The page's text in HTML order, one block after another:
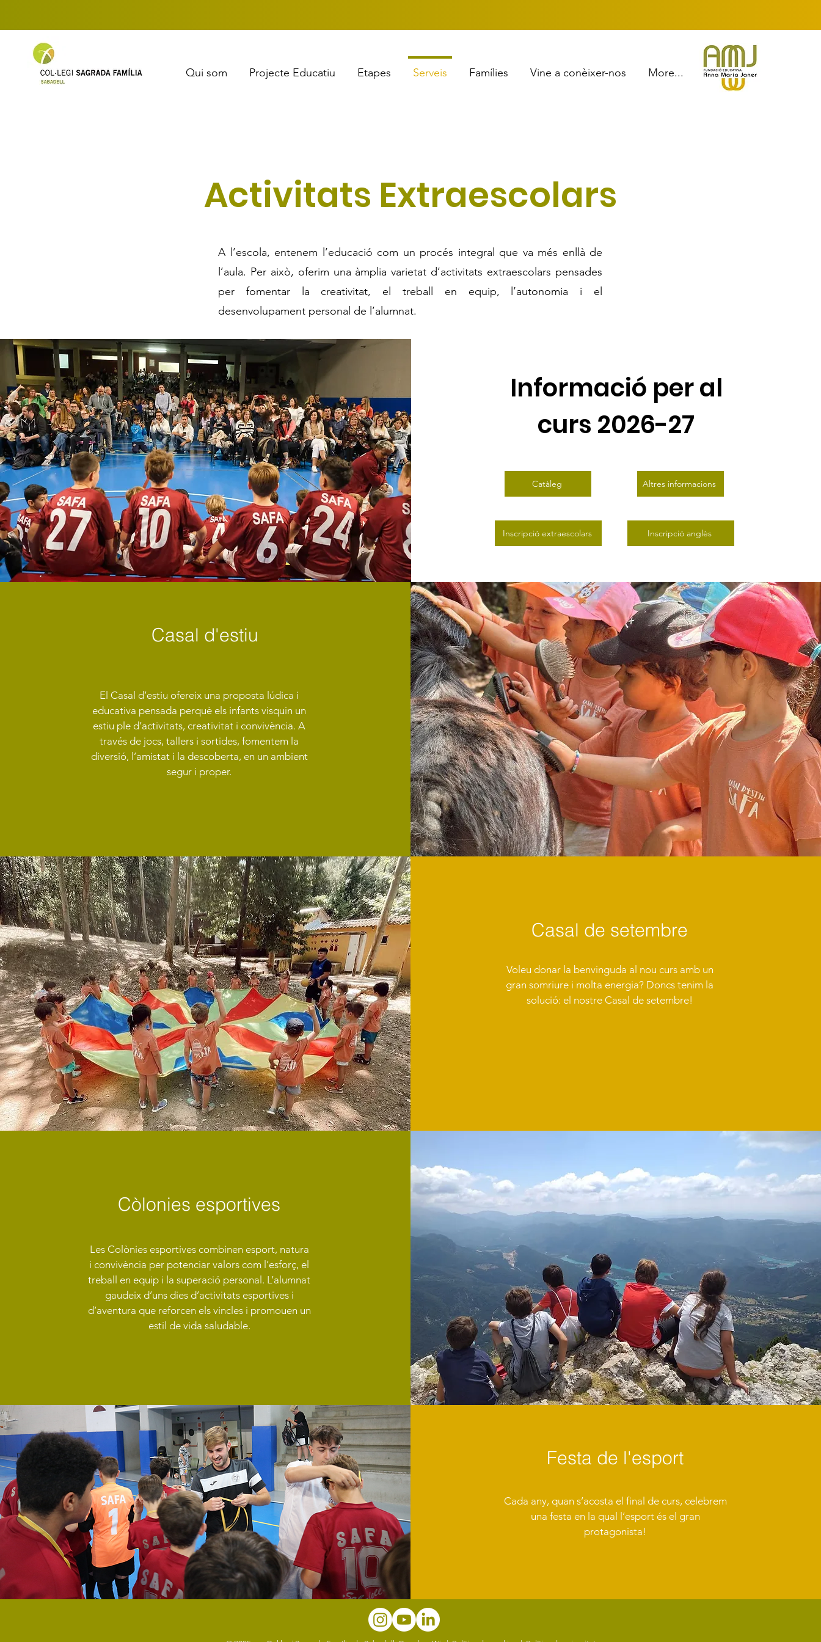
Qui som Projecte Educatiu Etapes Serveis Famílies Vine a conèixer-nos More...
Activitats Extraescolars
A l’escola, entenem l’educació com un procés integral que va més enllà de
l’aula. Per això, oferim una àmplia varietat d’activitats extraescolars pensades
per fomentar la creativitat, el treball en equip, l’autonomia i el
desenvolupament personal de l’alumnat.
Informació per al
curs 2026-27
Catàleg
Inscripció extraescolars
Altres informacions
Inscripció anglès
Casal d'estiu
El Casal d’estiu ofereix una proposta lúdica i
educativa pensada perquè els infants visquin un
estiu ple d’activitats, creativitat i convivència. A
través de jocs, tallers i sortides, fomentem la
diversió, l’amistat i la descoberta, en un ambient
segur i proper.
Casal de setembre
Voleu donar la benvinguda al nou curs amb un
gran somriure i molta energia? Doncs tenim la
solució: el nostre Casal de setembre!
Còlonies esportives
Les Colònies esportives combinen esport, natura
i convivència per potenciar valors com l’esforç, el
treball en equip i la superació personal. L’alumnat
gaudeix d’uns dies d’activitats esportives i
d’aventura que reforcen els vincles i promouen un
estil de vida saludable.
Festa de l'esport
Cada any, quan s’acosta el final de curs, celebrem
una festa en la qual l’esport és el gran
protagonista!